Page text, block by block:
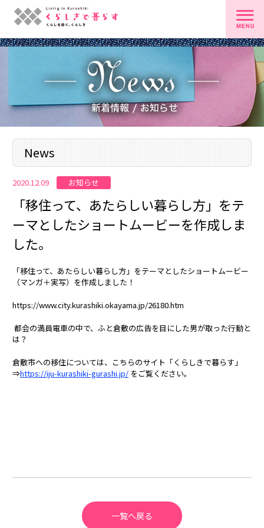
News
2020.12.09 お知らせ
「移住って、あたらしい暮らし方」をテ
ーマとしたショートムービーを作成しま
した。
「移住って、あたらしい暮らし方」をテーマとしたショートムービー
（マンガ＋実写）を作成しました！
https://www.city.kurashiki.okayama.jp/26180.htm
都会の満員電車の中で、ふと倉敷の広告を目にした男が取った行動と
は？
倉敷市への移住については、こちらのサイト「くらしきで暮らす」
⇒https://iju-kurashiki-gurashi.jp/ をご覧ください。
一覧へ戻る